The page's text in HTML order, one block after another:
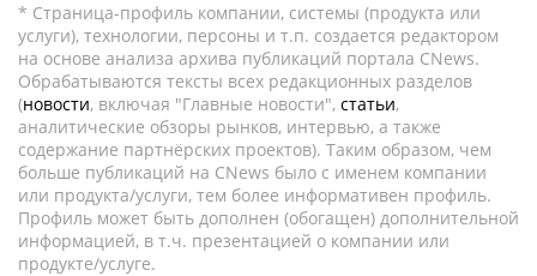
* Страница-профиль компании, системы (продукта или
услуги), технологии, персоны и т.п. создается редактором
на основе анализа архива публикаций портала CNews.
Обрабатываются тексты всех редакционных разделов
(новости, включая "Главные новости", статьи,
аналитические обзоры рынков, интервью, а также
содержание партнёрских проектов). Таким образом, чем
больше публикаций на CNews было с именем компании
или продукта/услуги, тем более информативен профиль.
Профиль может быть дополнен (обогащен) дополнительной
информацией, в т.ч. презентацией о компании или
продукте/услуге.